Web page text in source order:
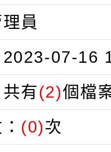
員
2023-07-16
有(2)個檔
(0)次